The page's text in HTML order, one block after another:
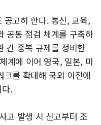
공고히 한다. 통신, 교육,
공동 점검 체계를 구축하
간 중복 규제를 정비한
계에 이어 영국, 일본, 미
를 확대해 국외 이전에
.
고 발생 시 신고부터 조